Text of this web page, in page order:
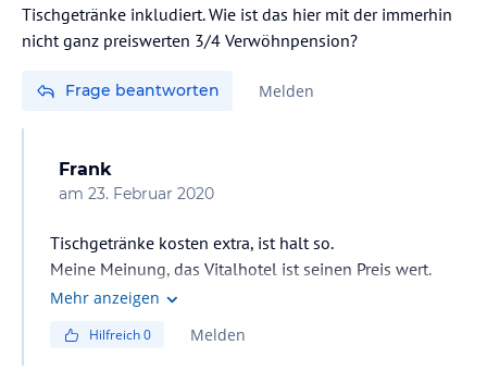
Tischgetränke inkludiert. Wie ist das hier mit der immerhin
nicht ganz preiswerten 3/4 Verwöhnpension?
Frage beantworten Melden
Frank
am 23. Februar 2020
Tischgetränke kosten extra, ist halt so.
Meine Meinung, das Vitalhotel ist seinen Preis wert.
Mehr anzeigen
Hilfreich0 Melden